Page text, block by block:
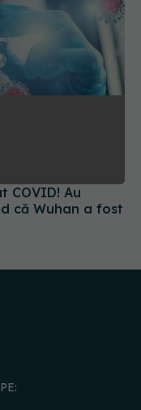
COVID! Au
că Wuhan a fost